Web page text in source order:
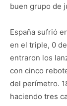
buen grupo de
España sufrió
en el triple, 0
entraron los
con cinco
del perímetro.
haciendo tres